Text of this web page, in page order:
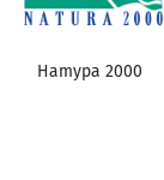
Натура 2000